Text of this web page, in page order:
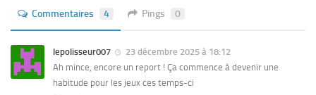
Commentaires 4 Pings 0
lepolisseur007
23 décembre 2025 à 18:12
Ah mince, encore un report ! Ça commence à devenir une
habitude pour les jeux ces temps-ci